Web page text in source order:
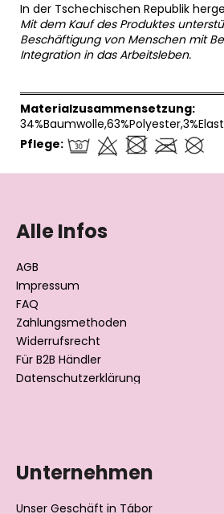
In der Tschechischen Republik
Mit dem Kauf des Produktes
Beschäftigung von Menschen mit
Integration in das Arbeitsleben.
Materialzusammensetzung:
Pflege:
F
Alle Infos
AGB
Impressum
FAQ
Zahlungsmethoden
Widerrufsrecht
Für B2B Händler
Datenschutzerklärung
Unternehmen
Unser Geschäft in Tábor